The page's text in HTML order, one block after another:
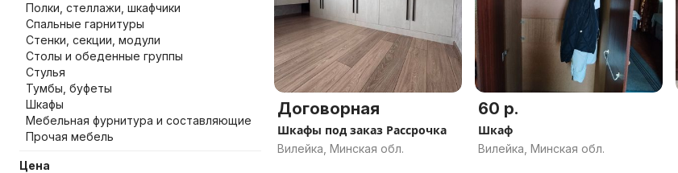
Полки, стеллажи, шкафчики
Спальные гарнитуры
Стенки, секции, модули
Столы и обеденные группы
Стулья
Тумбы, буфеты
Шкафы
Мебельная фурнитура и составляющие
Прочая мебель
Цена
Договорная
Шкафы под заказ Рассрочка
Вилейка, Минская обл.
60 р.
Шкаф
Вилейка, Минская обл.